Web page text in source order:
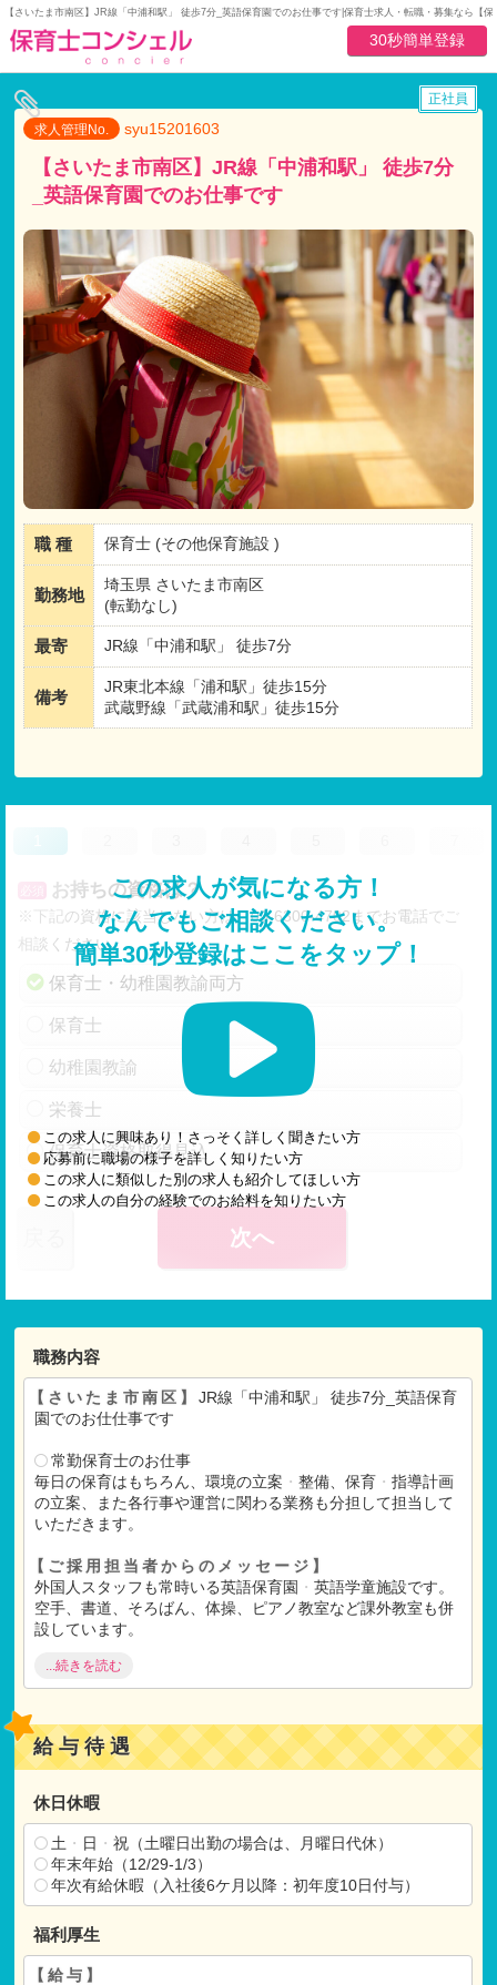
【さいたま市南区】JR線「中浦和駅」 徒歩7分_英語保育園でのお仕事です|保育士求人・転職・募集なら【
30秒簡単登録
求人管理No. syu15201603
【さいたま市南区】JR線「中浦和駅」 徒歩7分
_英語保育園でのお仕事です
正社員
職 種 保育士 (その他保育施設 )
勤務地
埼玉県 さいたま市南区
(転勤なし)
最寄 JR線「中浦和駅」 徒歩7分
備考
JR東北本線「浦和駅」徒歩15分
武蔵野線「武蔵浦和駅」徒歩15分
この求人が気になる方！
なんでもご相談ください。
簡単30秒登録はここをタップ！
この求人に興味あり！さっそく詳しく聞きたい方
応募前に職場の様子を詳しく知りたい方
この求人に類似した別の求人も紹介してほしい方
この求人の自分の経験でのお給料を知りたい方
お持ちの資格は？
※下記の資格に該当しない方は、03-6300-4702までお電話でご
相談ください。
保育士・幼稚園教諭両方
保育士
幼稚園教諭
栄養士
保育士資格取得見込
次へ
職務内容
【さいたま市南区】 JR線「中浦和駅」 徒歩7分_英語保育
園でのお仕仕事です
常勤保育士のお仕事
毎日の保育はもちろん、環境の立案 ・ 整備、保育・ 指導計画
の立案、また各行事や運営に関わる業務も分担して担当して
いただきます。
【ご採用担当者からのメッセージ】
外国人スタッフも常時いる英語保育園 ・ 英語学童施設です。
空手、書道、そろばん、体操、ピアノ教室など課外教室も併
設しています。
大切な人格形成期にある子ども達を一緒にのびのびとした保
育を行っていきましょ
書類選考
面接、園見学
↓
内定
↓
ご入社
...続きを読む
給与待遇
休日休暇
土 ・ 日 ・ 祝（土曜日出勤の場合は、月曜日代休）
年末年始（12/29-1/3）
年次有給休暇（入社後6ケ月以降：初年度10日付与）
福利厚生
【給与】